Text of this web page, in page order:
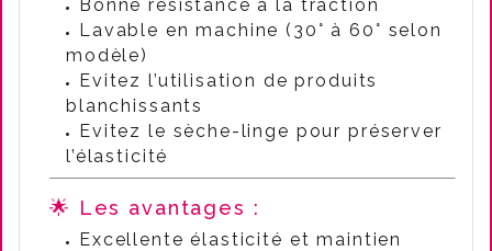
Bonne résistance à la traction
Lavable en machine (30° à 60° selon
modèle)
Evitez l’utilisation de produits
blanchissants
Evitez le sèche-linge pour préserver
l’élasticité
🌟 Les avantages :
Excellente élasticité et maintien